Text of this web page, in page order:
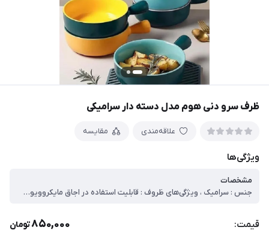
ظرف سرو دنی هوم مدل دسته دار سرامیکی
علاقه‌مندی مقایسه
ویژگی‌ها
مشخصات
جنس : سرامیک ، ویژگی‌های ظروف : قابلیت استفاده در اجاق مایکروویونحوه ، شست‌وشو : شست‌وشو با دست و با ماشین ظرفشویی ، سطح : گود
قیمت: 850,000تومان